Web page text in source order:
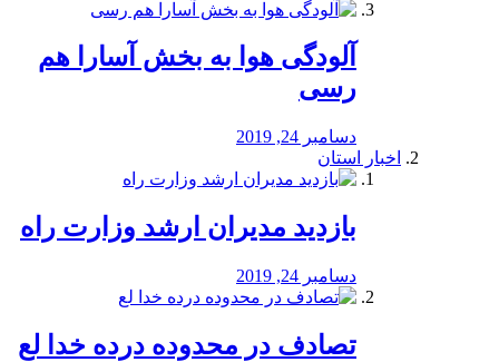
آلودگی هوا به بخش آسارا هم
رسی
دسامبر 24, 2019
اخبار استان
بازدید مدیران ارشد وزارت راه
دسامبر 24, 2019
تصادف در محدوده درده خدا لع